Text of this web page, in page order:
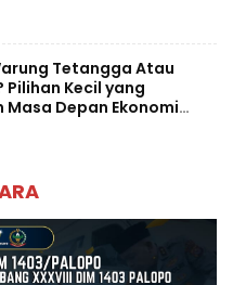
Tetangga Atau
Pilihan Kecil yang
Masa Depan Ekonomi